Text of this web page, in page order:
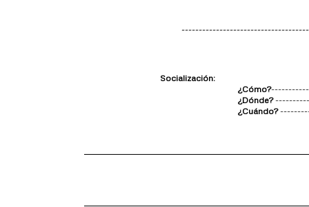
Socialización:
¿Cómo?
¿Dónde?
¿Cuándo?